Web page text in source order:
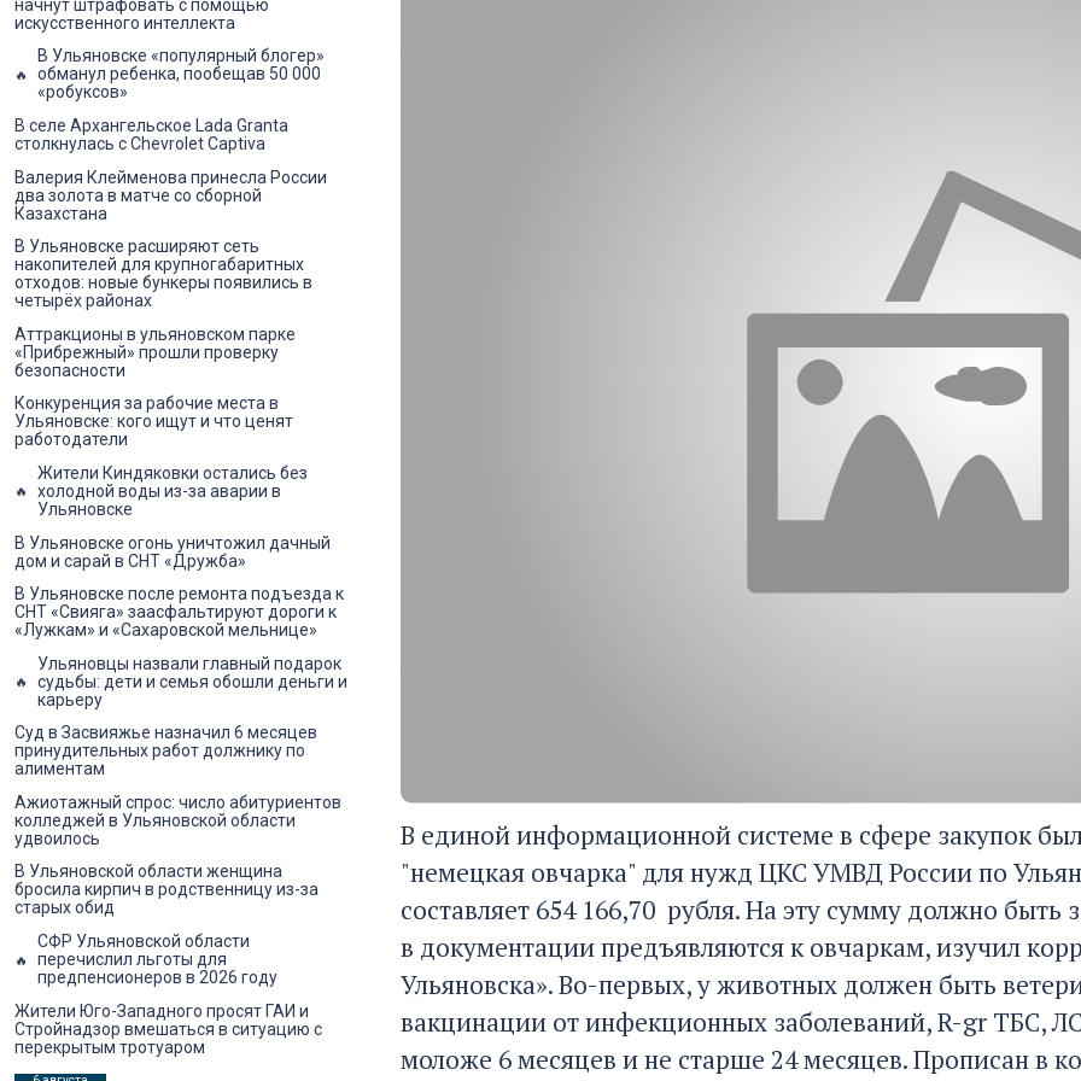
В единой информационной системе в сфере закупок
"немецкая овчарка" для нужд ЦКС УМВД России по
составляет 654 166,70 рубля. На эту сумму должно
в документации предъявляются к овчаркам, изучил
Ульяновска». Во-первых, у животных должен быть
вакцинации от инфекционных заболеваний, R-gr ТБС,
моложе 6 месяцев и не старше 24 месяцев. Прописан в
начнут штрафовать с помощью
искусственного интеллекта
В Ульяновске «популярный блогер»
обманул ребенка, пообещав 50 000
«робуксов»
В селе Архангельское Lada Granta
столкнулась с Chevrolet Captiva
Валерия Клейменова принесла России
два золота в матче со сборной
Казахстана
В Ульяновске расширяют сеть
накопителей для крупногабаритных
отходов: новые бункеры появились в
четырёх районах
Аттракционы в ульяновском парке
«Прибрежный» прошли проверку
безопасности
Конкуренция за рабочие места в
Ульяновске: кого ищут и что ценят
работодатели
Жители Киндяковки остались без
холодной воды из-за аварии в
Ульяновске
В Ульяновске огонь уничтожил дачный
дом и сарай в СНТ «Дружба»
В Ульяновске после ремонта подъезда к
СНТ «Свияга» заасфальтируют дороги к
«Лужкам» и «Сахаровской мельнице»
Ульяновцы назвали главный подарок
судьбы: дети и семья обошли деньги и
карьеру
Суд в Засвияжье назначил 6 месяцев
принудительных работ должнику по
алиментам
Ажиотажный спрос: число абитуриентов
колледжей в Ульяновской области
удвоилось
В Ульяновской области женщина
бросила кирпич в родственницу из-за
старых обид
СФР Ульяновской области
перечислил льготы для
предпенсионеров в 2026 году
Жители Юго-Западного просят ГАИ и
Стройнадзор вмешаться в ситуацию с
перекрытым тротуаром